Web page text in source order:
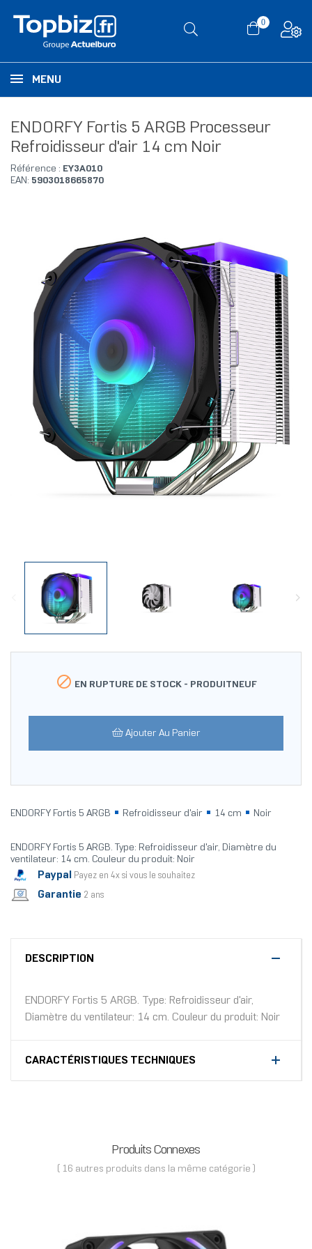
0
MENU
ENDORFY Fortis 5 ARGB Processeur
Refroidisseur d'air 14 cm Noir
Référence : EY3A010
EAN: 5903018665870
 EN RUPTURE DE STOCK - PRODUITNEUF
Ajouter Au Panier
ENDORFY Fortis 5 ARGB Refroidisseur d'air 14 cm Noir
ENDORFY Fortis 5 ARGB. Type: Refroidisseur d'air, Diamètre du
ventilateur: 14 cm. Couleur du produit: Noir
Paypal Payez en 4x si vous le souhaitez
Garantie 2 ans
DESCRIPTION
ENDORFY Fortis 5 ARGB. Type: Refroidisseur d'air,
Diamètre du ventilateur: 14 cm. Couleur du produit: Noir
CARACTÉRISTIQUES TECHNIQUES
Produits Connexes
( 16 autres produits dans la même catégorie )